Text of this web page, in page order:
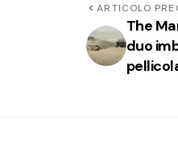
ARTICOLO
The
duo